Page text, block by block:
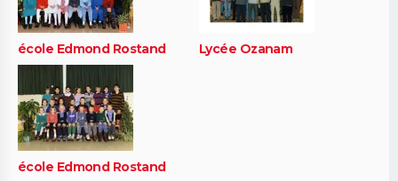
école Edmond Rostand Lycée Ozanam
école Edmond Rostand